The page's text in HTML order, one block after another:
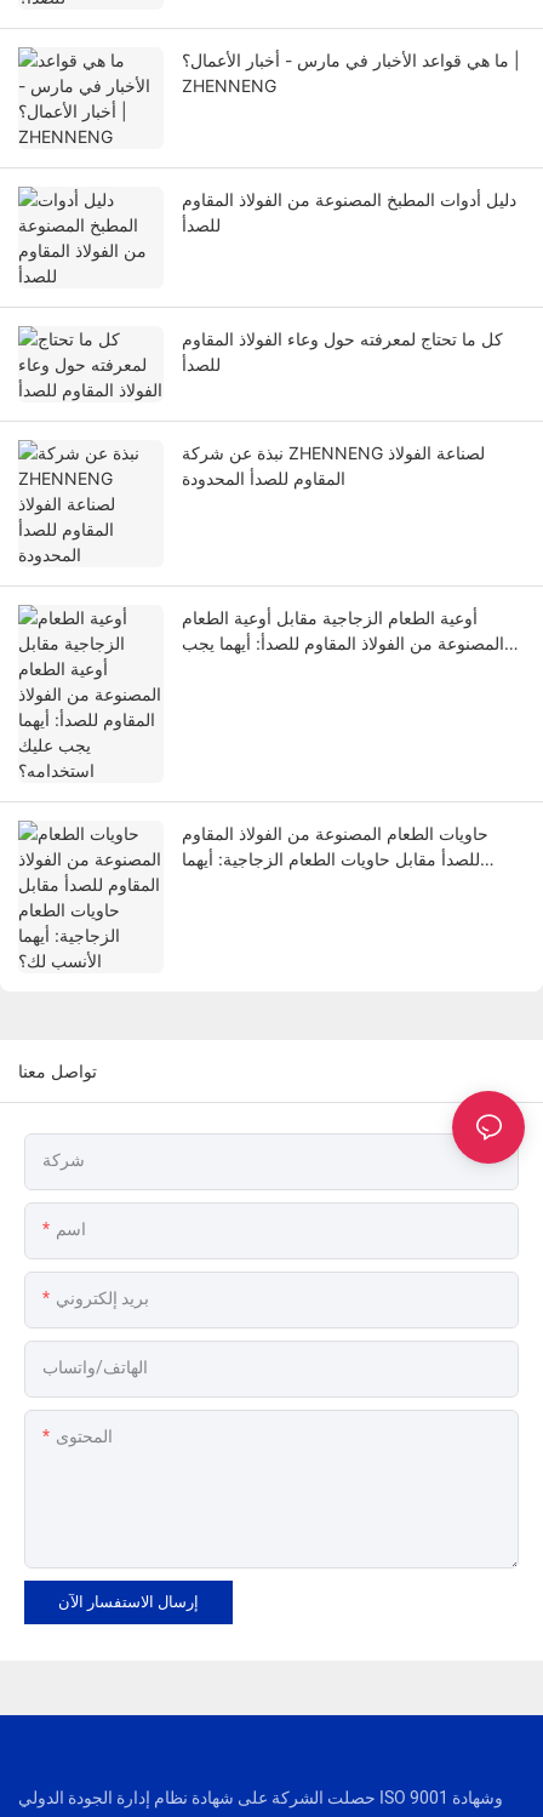
ما هي قواعد الأخبار في مارس - أخبار الأعمال؟ |
ZHENNENG
دليل أدوات المطبخ المصنوعة من الفولاذ المقاوم
للصدأ
كل ما تحتاج لمعرفته حول وعاء الفولاذ المقاوم
للصدأ
نبذة عن شركة ZHENNENG لصناعة الفولاذ
المقاوم للصدأ المحدودة
أوعية الطعام الزجاجية مقابل أوعية الطعام
المصنوعة من الفولاذ المقاوم للصدأ: أيهما يجب
حاويات الطعام المصنوعة من الفولاذ المقاوم
للصدأ مقابل حاويات الطعام الزجاجية: أيهما
تواصل معنا
شركة
اسم
بريد إلكتروني
الهاتف/واتساب
المحتوى
إرسال الاستفسار الآن
حصلت الشركة على شهادة نظام إدارة الجودة الدولي ISO 9001 وشهادة